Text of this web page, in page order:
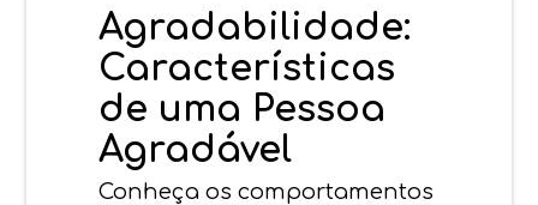
Agradabilidade:
Características
de uma Pessoa
Agradável
Conheça os comportamentos